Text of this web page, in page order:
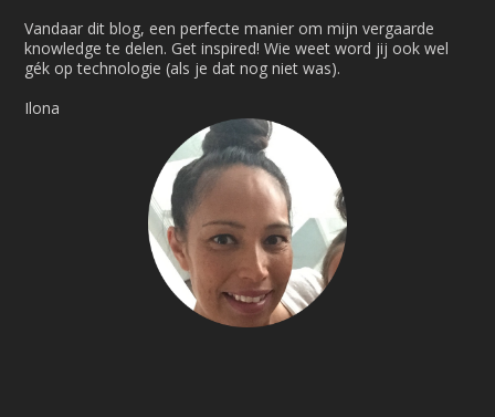
Vandaar dit blog, een perfecte manier om mijn vergaarde
knowledge te delen. Get inspired! Wie weet word jij ook wel
gék op technologie (als je dat nog niet was).
Ilona